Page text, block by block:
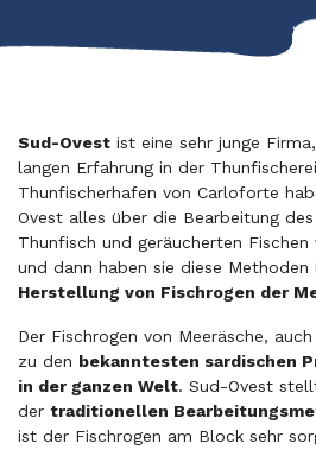
Sud-Ovest ist eine sehr junge
langen Erfahrung in der
Thunfischerhafen von Carloforte
Ovest alles über die Bearbeitung
Thunfisch und geräucherten
und dann haben sie diese Methoden
Herstellung von Fischrogen der
Der Fischrogen von Meeräsche, auch
zu den bekanntesten sardischen
in der ganzen Welt. Sud-Ovest
der traditionellen
ist der Fischrogen am Block sehr